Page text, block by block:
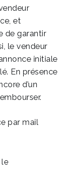
et
de garantir
le vendeur
initiale
En présence
d’un
par mail
le